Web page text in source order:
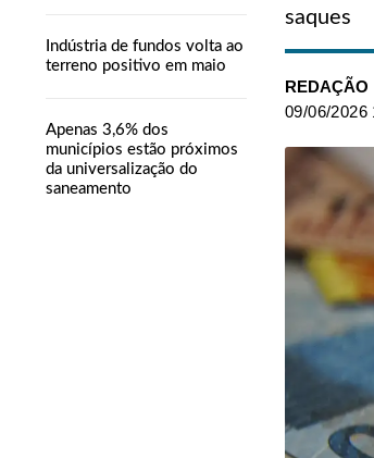
Indústria de fundos volta ao
terreno positivo em maio
Apenas 3,6% dos
municípios estão próximos
da universalização do
saneamento
saques
REDAÇÃO
09/06/2026